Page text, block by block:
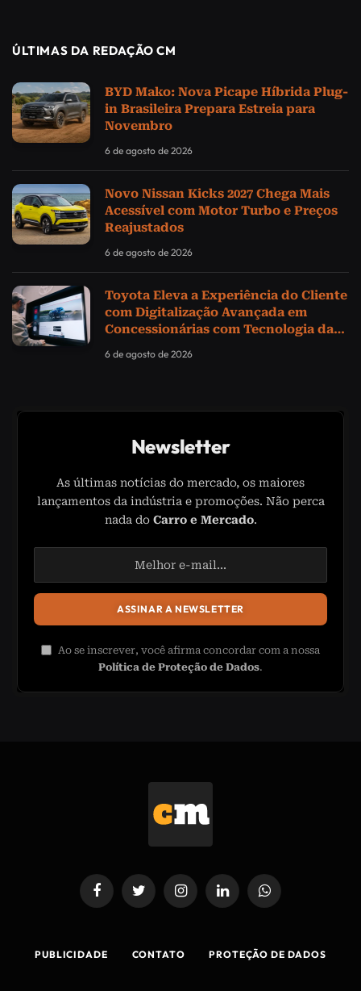
ÚLTIMAS DA REDAÇÃO CM
BYD Mako: Nova Picape Híbrida Plug-
in Brasileira Prepara Estreia para
Novembro
6 de agosto de 2026
Novo Nissan Kicks 2027 Chega Mais
Acessível com Motor Turbo e Preços
Reajustados
6 de agosto de 2026
Toyota Eleva a Experiência do Cliente
com Digitalização Avançada em
Concessionárias com Tecnologia da
6 de agosto de 2026
Newsletter
As últimas notícias do mercado, os maiores
lançamentos da indústria e promoções. Não perca
nada do Carro e Mercado.
Ao se inscrever, você afirma concordar com a nossa
Política de Proteção de Dados.
FacebookTwitterInstagramLinkedIn WhatsApp
PUBLICIDADE CONTATO PROTEÇÃO DE DADOS